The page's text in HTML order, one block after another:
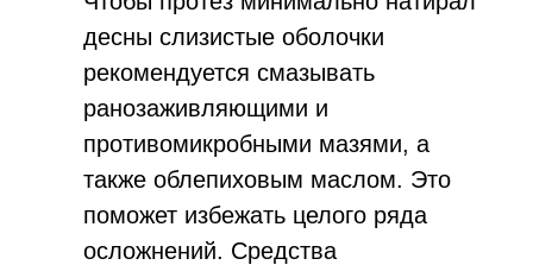
десны слизистые оболочки
рекомендуется смазывать
ранозаживляющими и
противомикробными мазями, а
также облепиховым маслом. Это
поможет избежать целого ряда
осложнений. Средства